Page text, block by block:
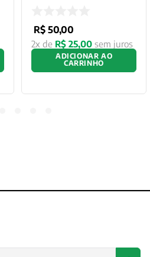
R$ 50,00
2x de R$ 25,00 sem juros
ADICIONAR AO
CARRINHO